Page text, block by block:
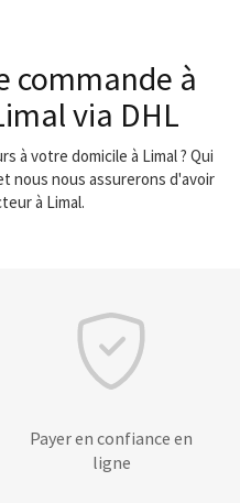
commande à
via DHL
à votre domicile à Limal ? Qui
nous nous assurerons d'avoir
à Limal.
Payer en confiance en
ligne